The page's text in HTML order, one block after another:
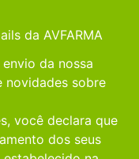
da AVFARMA
da nossa
novidades sobre
você declara que
dos seus